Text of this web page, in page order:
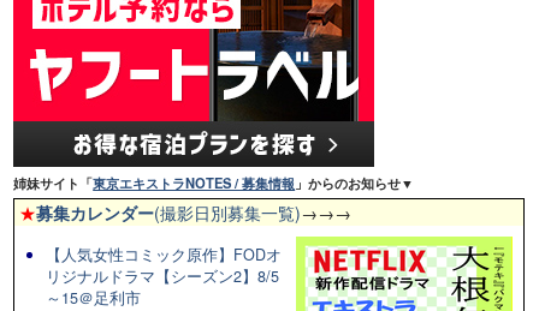
姉妹サイト「東京エキストラNOTES / 募集情報 」からのお知らせ▼
★募集カレンダー(撮影日別募集一覧)→→→
【人気女性コミック原作】FODオ
リジナルドラマ【シーズン2】8/5
～15＠足利市